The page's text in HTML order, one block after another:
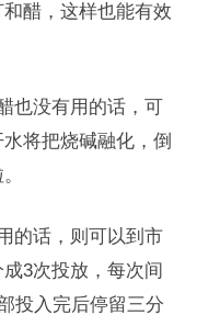
醋，这样也能有效
没有用的话，可
将把烧碱融化，倒
话，则可以到市
3次投放，每次间
投入完后停留三分